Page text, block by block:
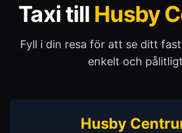
Taxi till Husby
Fyll i din resa för att se ditt
enkelt och
Husby